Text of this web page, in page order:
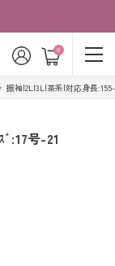
0
カート
プの
ら
振袖|2L|3L|茶系|対応身長:155-
:17号-21